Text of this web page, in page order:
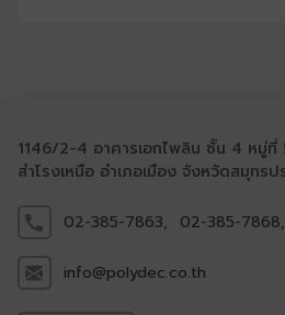
1146/2-4 อาคารเอกไพลิน ชั้น 4 หมู่
สำโรงเหนือ อำเภอเมือง จังหวัดสมุทร
02-385-7863, 02-385-7868,
info@polydec.co.th